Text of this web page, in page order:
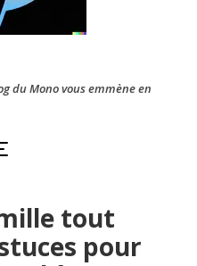
du Mono vous emmène en
tout
pour